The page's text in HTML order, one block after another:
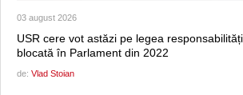
03 august 2026
USR cere vot astăzi pe legea
blocată în Parlament din 2022
de: Vlad Stoian